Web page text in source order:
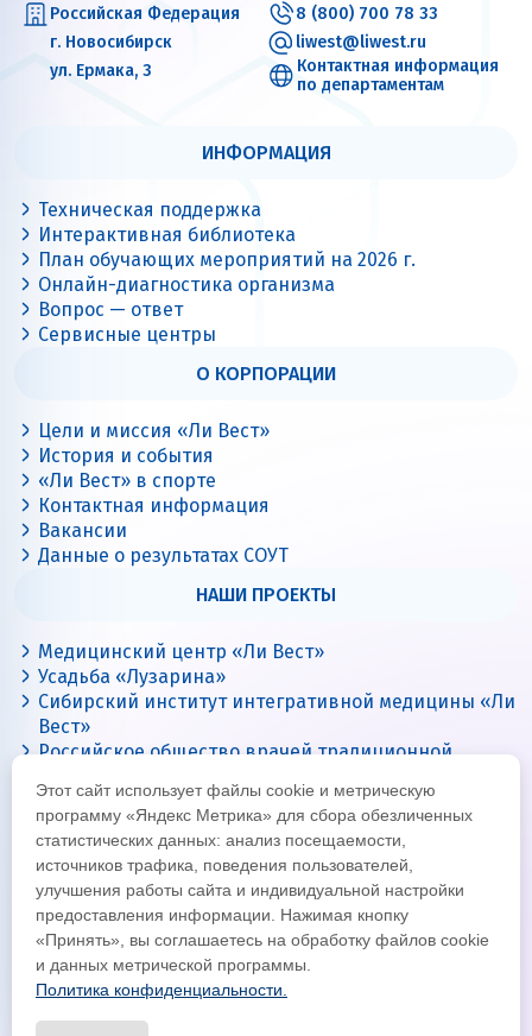
Российская Федерация
г. Новосибирск
ул. Ермака, 3
8 (800) 700 78 33
liwest@liwest.ru
Контактная информация
по департаментам
ИНФОРМАЦИЯ
Техническая поддержка
Интерактивная библиотека
План обучающих мероприятий на 2026 г.
Онлайн-диагностика организма
Вопрос — ответ
Сервисные центры
О КОРПОРАЦИИ
Цели и миссия «Ли Вест»
История и события
«Ли Вест» в спорте
Контактная информация
Вакансии
Данные о результатах СОУТ
НАШИ ПРОЕКТЫ
Медицинский центр «Ли Вест»
Усадьба «Лузарина»
Сибирский институт интегративной медицины «Ли
Вест»
Российское общество врачей традиционной
Цигун с Ли Вест
© Все права защищены 2026
Официальный интернет-сайт корпорации «Ли Вест»
Этот сайт использует файлы cookie и метрическую
программу «Яндекс Метрика» для сбора обезличенных
статистических данных: анализ посещаемости,
источников трафика, поведения пользователей,
улучшения работы сайта и индивидуальной настройки
предоставления информации. Нажимая кнопку
«Принять», вы соглашаетесь на обработку файлов cookie
и данных метрической программы.
Политика конфиденциальности.